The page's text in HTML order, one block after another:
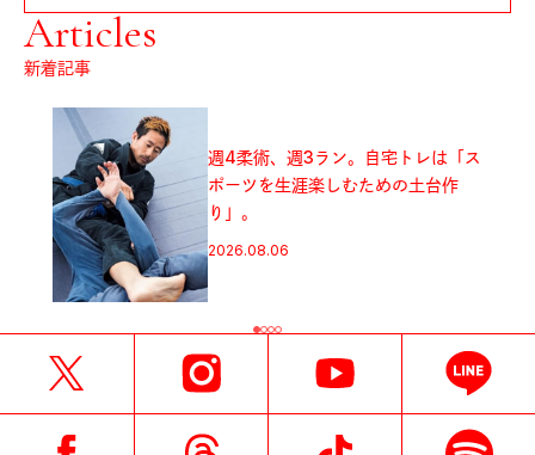
Articles
新着記事
週4柔術、週3ラン。自宅トレは「ス
ポーツを生涯楽しむための土台作
り」。
2026.08.06